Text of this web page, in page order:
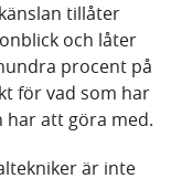
tillåter
och låter
procent på
för vad som har
har att göra med.
är inte